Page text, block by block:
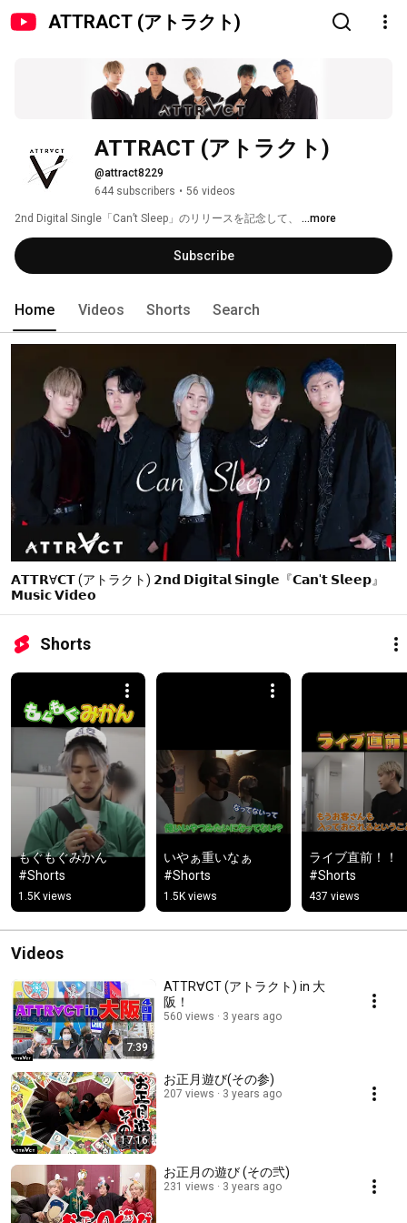
ATTRACT (アトラクト)
ATTRACT (アトラクト)
@attract8229
644 subscribers • 56 videos
2nd Digital Single「Can’t Sleep」のリリースを記念して、 ...more
Subscribe
Home Videos Shorts Search
𝗔𝗧𝗧𝗥∀𝗖𝗧 (アトラクト) 𝟮𝗻𝗱 𝗗𝗶𝗴𝗶𝘁𝗮𝗹 𝗦𝗶𝗻𝗴𝗹𝗲『𝗖𝗮𝗻'𝘁 𝗦𝗹𝗲𝗲𝗽』
𝗠𝘂𝘀𝗶𝗰 𝗩𝗶𝗱𝗲𝗼
Shorts
もぐもぐみかん
#Shorts
1.5K views
いやぁ重いなぁ
#Shorts
1.5K views
ライブ直前！！
#Shorts
437 views
Videos
7:39
ATTR∀CT (アトラクト) in 大
阪！
560 views 3 years ago
17:16
お正月遊び(その参)
207 views 3 years ago
お正月の遊び (その弐)
231 views 3 years ago